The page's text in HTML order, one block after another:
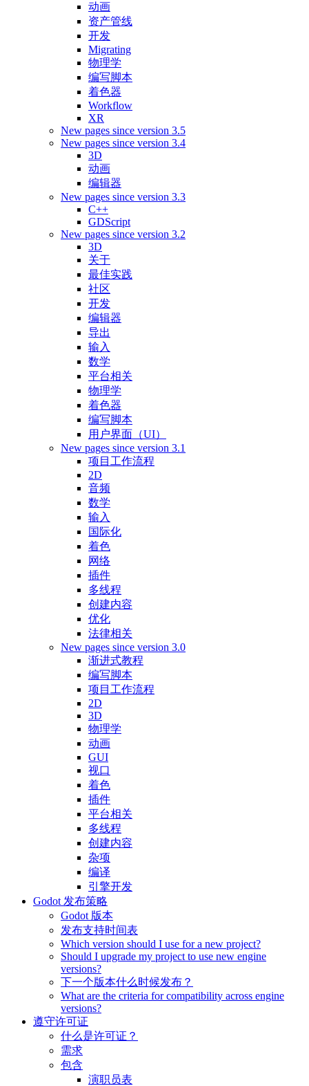
动画
资产管线
开发
Migrating
物理学
编写脚本
着色器
Workflow
XR
New pages since version 3.5
New pages since version 3.4
3D
动画
编辑器
New pages since version 3.3
C++
GDScript
New pages since version 3.2
3D
关于
最佳实践
社区
开发
编辑器
导出
输入
数学
平台相关
物理学
着色器
编写脚本
用户界面（UI）
New pages since version 3.1
项目工作流程
2D
音频
数学
输入
国际化
着色
网络
插件
多线程
创建内容
优化
法律相关
New pages since version 3.0
渐进式教程
编写脚本
项目工作流程
2D
3D
物理学
动画
GUI
视口
着色
插件
平台相关
多线程
创建内容
杂项
编译
引擎开发
Godot 发布策略
Godot 版本
发布支持时间表
Which version should I use for a new project?
Should I upgrade my project to use new engine
versions?
下一个版本什么时候发布？
What are the criteria for compatibility across engine
versions?
遵守许可证
什么是许可证？
需求
包含
演职员表